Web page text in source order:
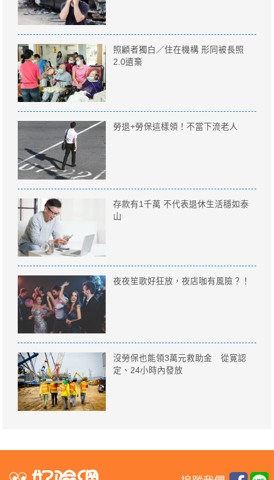
照顧者獨白／住在機構 形同被長照
2.0遺棄
勞退+勞保這樣領！不當下流老人
存款有1千萬 不代表退休生活穩如泰
山
夜夜笙歌好狂放，夜店咖有風險？！
沒勞保也能領3萬元救助金 從寛認
定、24小時內發放